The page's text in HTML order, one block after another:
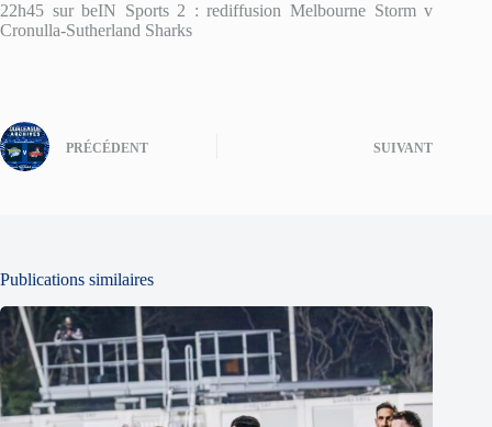
22h45 sur beIN Sports 2 : rediffusion Melbourne Storm v
Cronulla-Sutherland Sharks
PRÉCÉDENT SUIVANT
Publications similaires